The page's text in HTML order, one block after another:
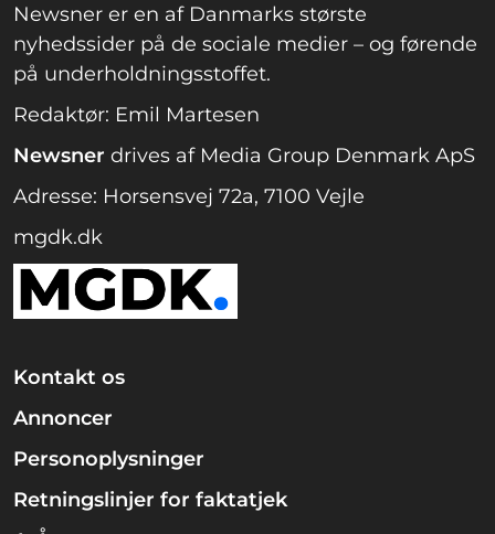
Newsner er en af Danmarks største
nyhedssider på de sociale medier – og førende
på underholdningsstoffet.
Redaktør: Emil Martesen
Newsner drives af Media Group Denmark ApS
Adresse: Horsensvej 72a, 7100 Vejle
mgdk.dk
Kontakt os
Annoncer
Personoplysninger
Retningslinjer for faktatjek